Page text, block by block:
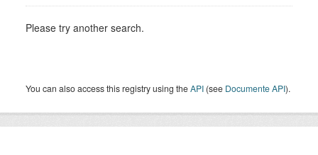
Please try another search.
You can also access this registry using theAPI (see Documente API).